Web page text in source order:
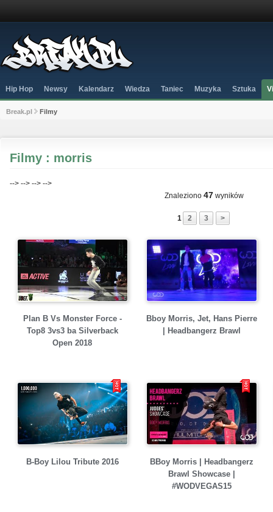
Hip Hop Newsy Kalendarz Wiedza Taniec Muzyka Sztuka
Break.pl Filmy
Filmy : morris
--> --> --> -->
Znaleziono 47 wyników
1 2 3 >
Plan B Vs Monster Force -
Top8 3vs3 ba Silverback
Open 2018
Bboy Morris, Jet, Hans Pierre
| Headbangerz Brawl
B-Boy Lilou Tribute 2016
BBoy Morris | Headbangerz
Brawl Showcase |
#WODVEGAS15